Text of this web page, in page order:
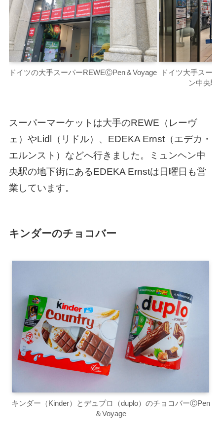
ドイツの大手スーパーREWEⒸPen＆Voyage
ドイツ大手スー
ン中央
スーパーマーケットは大手のREWE（レーヴ
ェ）やLidl（リドル）、EDEKA Ernst（エデカ・
エルンスト）などへ行きました。ミュンヘン中
央駅の地下街にあるEDEKA Ernstは日曜日も営
業しています。
キンダーのチョコバー
キンダー（Kinder）とデュプロ（duplo）のチョコバーⒸPen
＆Voyage